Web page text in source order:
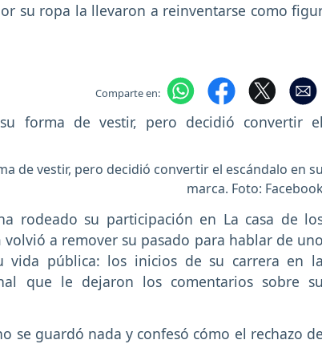
su ropa la llevaron a reinventarse como
Comparte en:
de vestir, pero decidió convertir el escándalo en su
marca. Foto: Facebook
rodeado su participación en La casa de
volvió a remover su pasado para hablar de uno
vida pública: los inicios de su carrera en la
que le dejaron los comentarios sobre su
se guardó nada y confesó cómo el rechazo de